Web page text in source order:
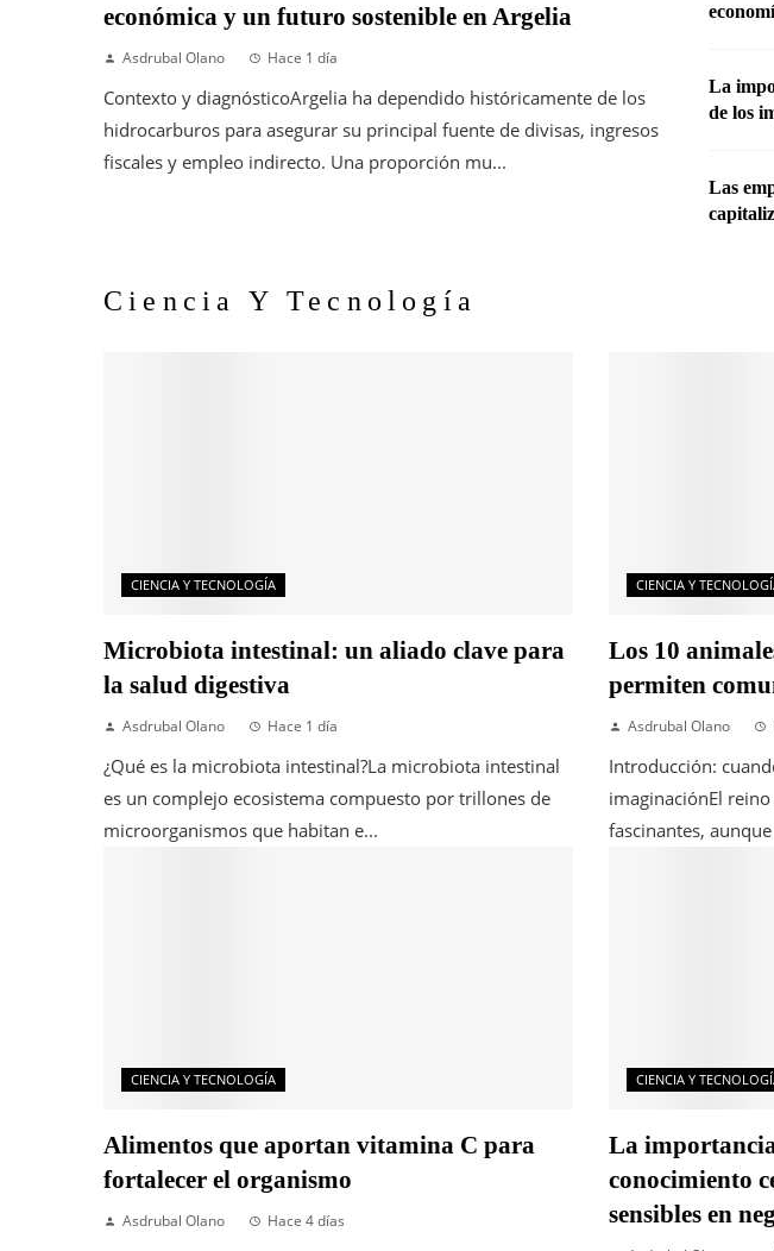
económica y un futuro sostenible en Argelia
Asdrubal Olano Hace 1 día
Contexto y diagnósticoArgelia ha dependido históricamente de los
hidrocarburos para asegurar su principal fuente de divisas, ingresos
fiscales y empleo indirecto. Una proporción mu...
La
de los
Las
Ciencia Y Tecnología
CIENCIA Y TECNOLOGÍA
Microbiota intestinal: un aliado clave para
la salud digestiva
Asdrubal Olano Hace 1 día
¿Qué es la microbiota intestinal?La microbiota intestinal
es un complejo ecosistema compuesto por trillones de
microorganismos que habitan e...
CIENCIA Y
Los 10
permiten
Asdrubal Olano
Introducción:
imaginaciónEl
fascinantes,
CIENCIA Y TECNOLOGÍA
Alimentos que aportan vitamina C para
fortalecer el organismo
Asdrubal Olano Hace 4 días
CIENCIA Y
La
conocimiento
sensibles en